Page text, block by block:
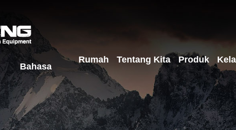
Rumah Tentang Kita Produk
Bahasa